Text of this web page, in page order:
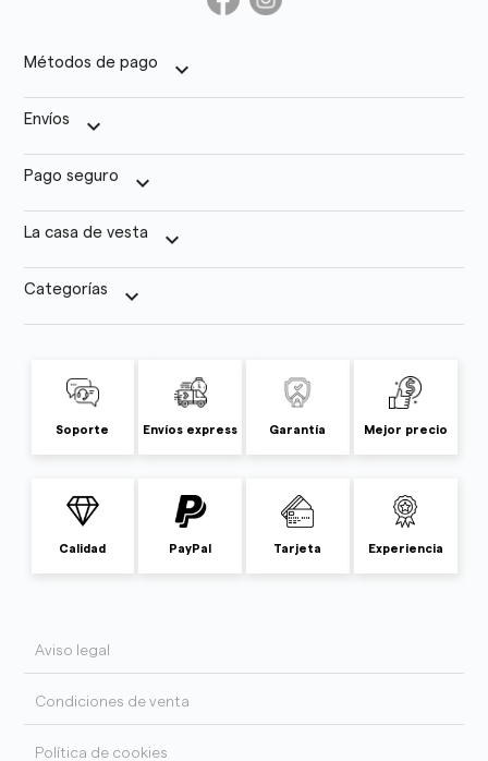
Métodos de pago keyboard_arrow_down
Envíos keyboard_arrow_down
Pago seguro keyboard_arrow_down
La casa de vesta keyboard_arrow_down
Categorías keyboard_arrow_down
Soporte Envíos express Garantía Mejor precio
Calidad PayPal Tarjeta Experiencia
Aviso legal
Condiciones de venta
Política de cookies